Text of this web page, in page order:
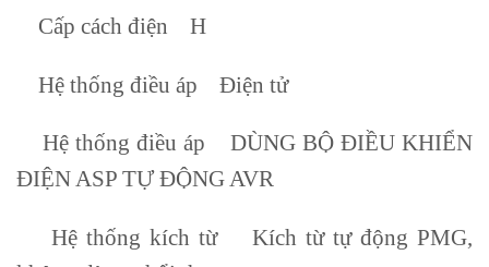
Cấp cách điện H
Hệ thống điều áp Điện tử
Hệ thống điều áp DÙNG BỘ ĐIỀU KHIỂN
ĐIỆN ASP TỰ ĐỘNG AVR
Hệ thống kích từ Kích từ tự động PMG,